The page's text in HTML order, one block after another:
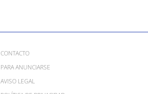
CONTACTO
PARA ANUNCIARSE
AVISO LEGAL